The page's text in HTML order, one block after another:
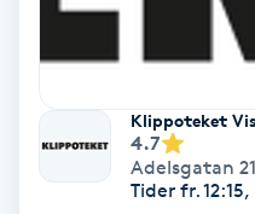
Fet hårbotten
Fettreducering
Klippoteket
4.7
Adelsgatan 21
Tider fr.